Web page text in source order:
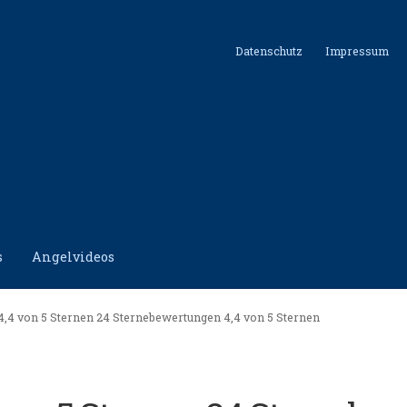
Datenschutz Impressum
Angelvideos
Impressum Kontakt Shop
von 5 Sternen 24 Sternebewertungen 4,4 von 5 Sternen